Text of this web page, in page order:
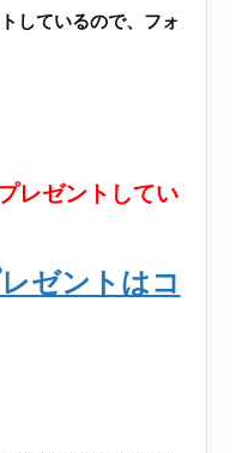
しているので、フォ
レゼントしてい
ゼントはコ